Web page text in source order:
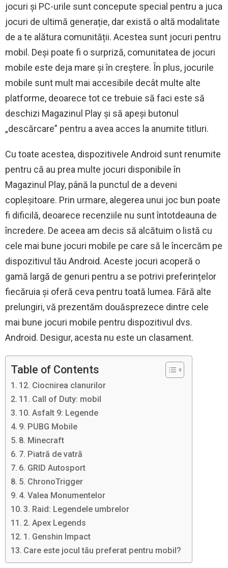
jocuri și PC-urile sunt concepute special pentru a juca
jocuri de ultimă generație, dar există o altă modalitate
de a te alătura comunității. Acestea sunt jocuri pentru
mobil. Deși poate fi o surpriză, comunitatea de jocuri
mobile este deja mare și în creștere. În plus, jocurile
mobile sunt mult mai accesibile decât multe alte
platforme, deoarece tot ce trebuie să faci este să
deschizi Magazinul Play și să apeși butonul
„descărcare” pentru a avea acces la anumite titluri.
Cu toate acestea, dispozitivele Android sunt renumite
pentru că au prea multe jocuri disponibile în
Magazinul Play, până la punctul de a deveni
copleșitoare. Prin urmare, alegerea unui joc bun poate
fi dificilă, deoarece recenziile nu sunt întotdeauna de
încredere. De aceea am decis să alcătuim o listă cu
cele mai bune jocuri mobile pe care să le încercăm pe
dispozitivul tău Android. Aceste jocuri acoperă o
gamă largă de genuri pentru a se potrivi preferințelor
fiecăruia și oferă ceva pentru toată lumea. Fără alte
prelungiri, vă prezentăm douăsprezece dintre cele
mai bune jocuri mobile pentru dispozitivul dvs.
Android. Desigur, acesta nu este un clasament.
Table of Contents
12. Ciocnirea clanurilor
11. Call of Duty: mobil
10. Asfalt 9: Legende
9. PUBG Mobile
8. Minecraft
7. Piatră de vatră
6. GRID Autosport
5. ChronoTrigger
4. Valea Monumentelor
3. Raid: Legendele umbrelor
2. Apex Legends
1. Genshin Impact
Care este jocul tău preferat pentru mobil?